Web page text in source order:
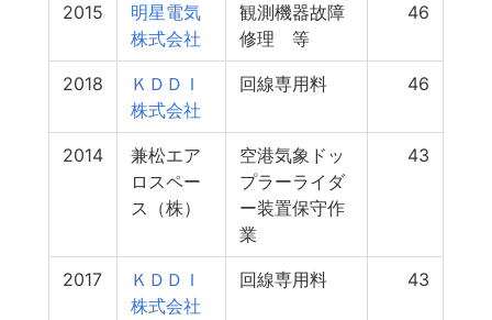
2015
明星電気
株式会社
観測機器故障
修理 等
46
2018
ＫＤＤＩ
株式会社
回線専用料 46
2014
兼松エア
ロスペー
ス（株）
空港気象ドッ
プラーライダ
ー装置保守作
業
43
2017
ＫＤＤＩ
株式会社
回線専用料 43